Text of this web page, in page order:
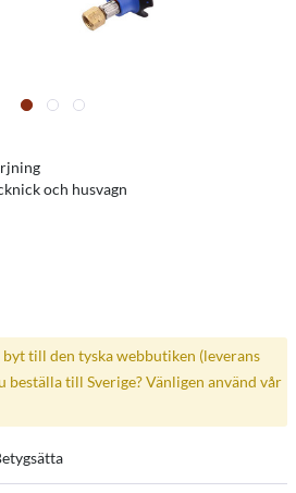
och husvagn
till den tyska webbutiken (leverans
beställa till Sverige? Vänligen använd vår